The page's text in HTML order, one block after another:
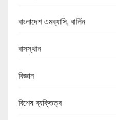
বাংলাদেশ এমব্যাসি, বার্লিন
বাসস্থান
বিজ্ঞান
বিশেষ ব্যক্তিত্ব